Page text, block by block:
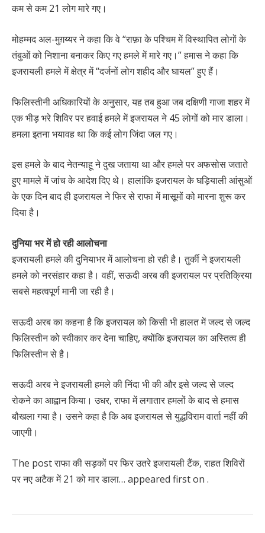
कम से कम 21 लोग मारे गए।
मोहम्मद अल-मुग़य्यर ने कहा कि वे “राफ़ा के पश्चिम में विस्थापित लोगों के
तंबुओं को निशाना बनाकर किए गए हमले में मारे गए।” हमास ने कहा कि
इजरायली हमले में क्षेत्र में “दर्जनों लोग शहीद और घायल” हुए हैं।
फिलिस्तीनी अधिकारियों के अनुसार, यह तब हुआ जब दक्षिणी गाजा शहर में
एक भीड़ भरे शिविर पर हवाई हमले में इजरायल ने 45 लोगों को मार डाला।
हमला इतना भयावह था कि कई लोग जिंदा जल गए।
इस हमले के बाद नेतन्याहू ने दुख जताया था और हमले पर अफसोस जताते
हुए मामले में जांच के आदेश दिए थे। हालांकि इजरायल के घड़ियाली आंसुओं
के एक दिन बाद ही इजरायल ने फिर से राफा में मासूमों को मारना शुरू कर
दिया है।
दुनिया भर में हो रही आलोचना
इजरायली हमले की दुनियाभर में आलोचना हो रही है। तुर्की ने इजरायली
हमले को नरसंहार कहा है। वहीं, सऊदी अरब की इजरायल पर प्रतिक्रिया
सबसे महत्वपूर्ण मानी जा रही है।
सऊदी अरब का कहना है कि इजरायल को किसी भी हालत में जल्द से जल्द
फिलिस्तीन को स्वीकार कर देना चाहिए, क्योंकि इजरायल का अस्तित्व ही
फिलिस्तीन से है।
सऊदी अरब ने इजरायली हमले की निंदा भी की और इसे जल्द से जल्द
रोकने का आह्वान किया। उधर, राफा में लगातार हमलों के बाद से हमास
बौखला गया है। उसने कहा है कि अब इजरायल से युद्धविराम वार्ता नहीं की
जाएगी।
The post राफा की सड़कों पर फिर उतरे इजरायली टैंक, राहत शिविरों
पर नए अटैक में 21 को मार डाला… appeared first on .